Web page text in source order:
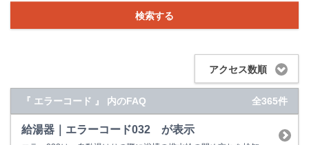
検索する
アクセス数順
『 エラーコード 』 内のFAQ 全365件
給湯器｜エラーコード032 が表示